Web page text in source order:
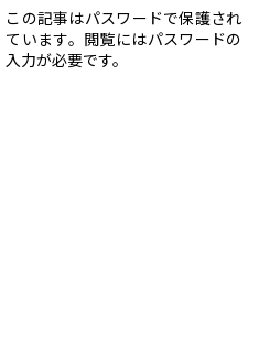
この記事はパスワードで保護され
ています。閲覧にはパスワードの
入力が必要です。